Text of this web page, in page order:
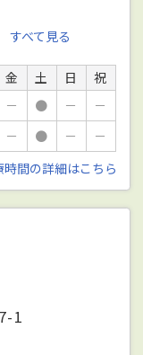
すべて見る
金 土 日
祝
－ ● －
－
－ ● －
－
時間の詳細はこちら
1